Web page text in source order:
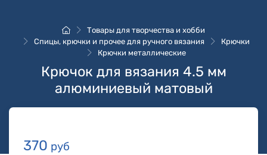
Товары для творчества и хобби
Спицы, крючки и прочее для ручного вязания
Крючки
Крючки металлические
Крючок для вязания 4.5 мм
алюминиевый матовый
370 руб